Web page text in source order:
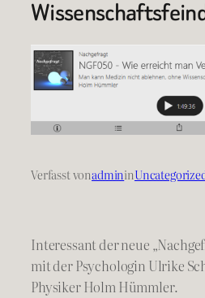
Verfasst vonadminin
Interessant der neue
mit der Psychologin Ulrike
Physiker Holm Hümmler.